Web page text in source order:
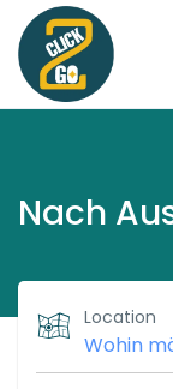
Nach
Location